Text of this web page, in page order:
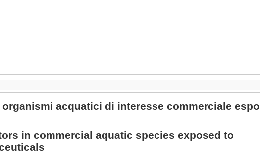
acquatici di interesse commerciale
in commercial aquatic species exposed to